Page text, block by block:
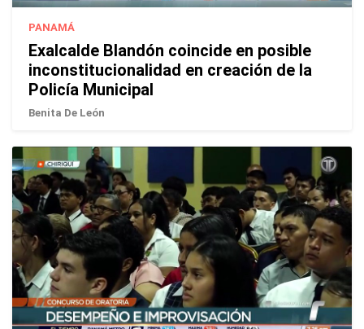
PANAMÁ
Exalcalde Blandón coincide en posible
inconstitucionalidad en creación de la
Policía Municipal
Benita De León